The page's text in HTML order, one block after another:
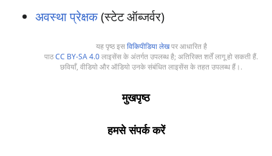
अवस्था प्रेक्षक(स्टेट ऑब्जर्वर)
यह पृष्ठ इसविकिपीडिया लेखपर आधारित है
पाठCC BY-SA 4.0लाइसेंस के अंतर्गत उपलब्ध है; अतिरिक्त शर्तें लागू हो सकती हैं.
छवियाँ, वीडियो और ऑडियो उनके संबंधित लाइसेंस के तहत उपलब्ध हैं।.
मुखपृष्ठ
हमसे संपर्क करें